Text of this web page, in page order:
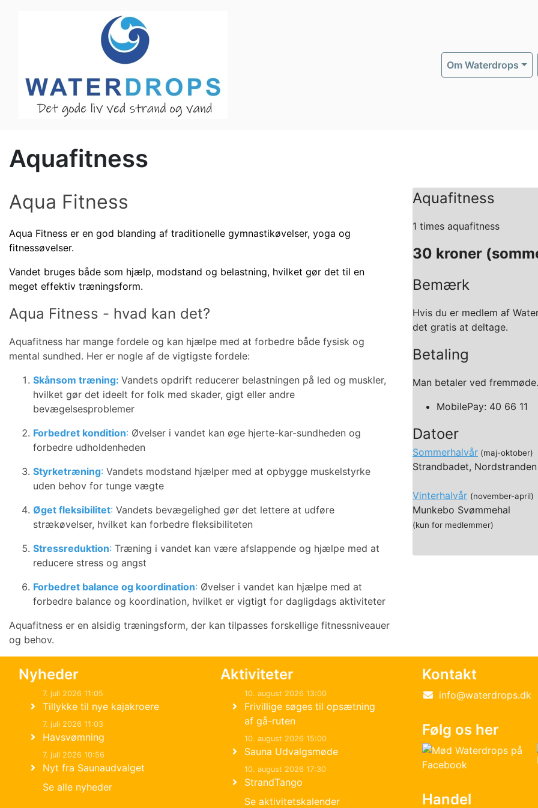
Om Waterdrops
Aquafitness
Aqua Fitness
Aqua Fitness er en god blanding af traditionelle gymnastikøvelser, yoga og
fitnessøvelser.
Vandet bruges både som hjælp, modstand og belastning, hvilket gør det til en
meget effektiv træningsform.
Aqua Fitness - hvad kan det?
Aquafitness har mange fordele og kan hjælpe med at forbedre både fysisk og
mental sundhed. Her er nogle af de vigtigste fordele:
Skånsom træning: Vandets opdrift reducerer belastningen på led og muskler,
hvilket gør det ideelt for folk med skader, gigt eller andre
bevægelsesproblemer
Forbedret kondition: Øvelser i vandet kan øge hjerte-kar-sundheden og
forbedre udholdenheden
Styrketræning: Vandets modstand hjælper med at opbygge muskelstyrke
uden behov for tunge vægte
Øget fleksibilitet: Vandets bevægelighed gør det lettere at udføre
strækøvelser, hvilket kan forbedre fleksibiliteten
Stressreduktion: Træning i vandet kan være afslappende og hjælpe med at
reducere stress og angst
Forbedret balance og koordination: Øvelser i vandet kan hjælpe med at
forbedre balance og koordination, hvilket er vigtigt for dagligdags aktiviteter
Aquafitness er en alsidig træningsform, der kan tilpasses forskellige fitnessniveauer
og behov.
Aquafitness
1 times aquafitness
30 kroner
Bemærk
Hvis du er medlem af
det gratis at deltage.
Betaling
Man betaler ved fremmøde.
MobilePay: 40 66 11
Datoer
Sommerhalvår (maj-oktober)
Strandbadet, Nordstranden
Vinterhalvår (november-april)
Munkebo Svømmehal
(kun for medlemmer)
Nyheder
7. juli 2026 11:05
Tillykke til nye kajakroere
7. juli 2026 11:03
Havsvømning
7. juli 2026 10:56
Nyt fra Saunaudvalget
Se alle nyheder
Aktiviteter
10. august 2026 13:00
Frivillige søges til opsætning
af gå-ruten
10. august 2026 15:00
Sauna Udvalgsmøde
10. august 2026 17:30
StrandTango
Se aktivitetskalender
Kontakt
info@waterdrops.dk
Følg os her
Handel